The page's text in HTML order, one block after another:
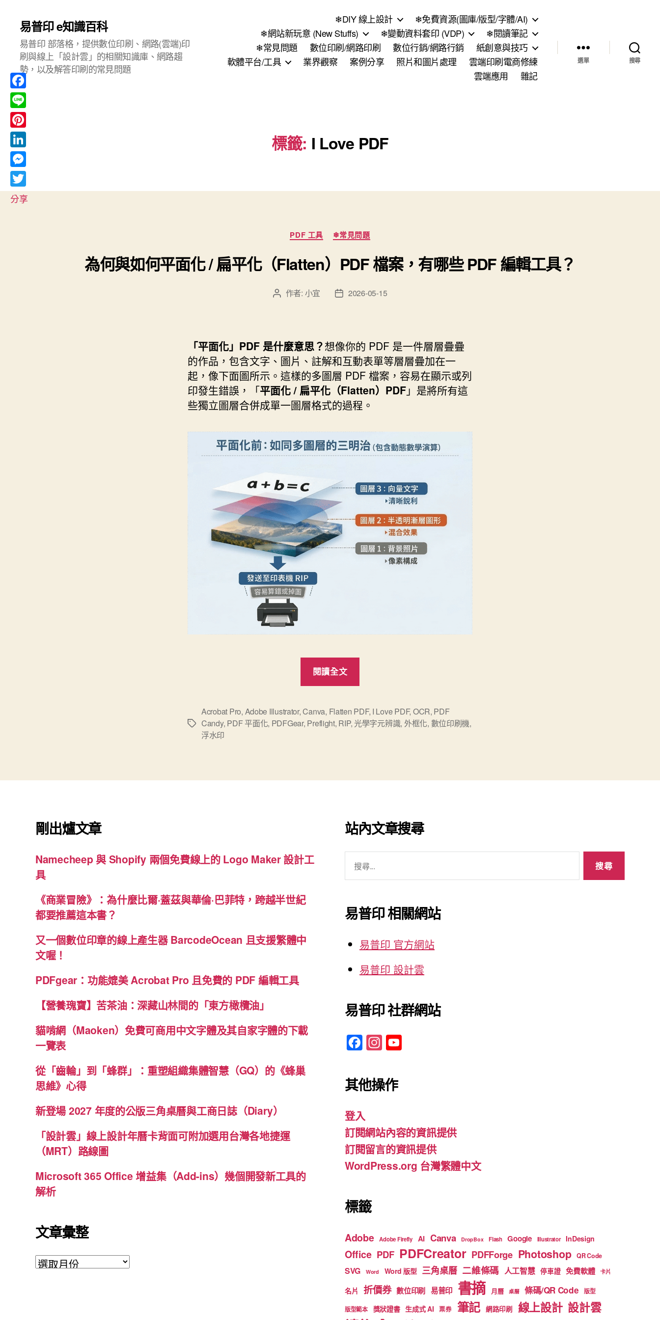
易普印 e知識百科
易普印 部落格，提供數位印刷、網路(雲端)印
刷與線上「設計雲」的相關知識庫、網路趨
勢，以及解答印刷的常見問題
❄DIY 線上設計
❄免費資源(圖庫/版型/字體/AI)
❄網站新玩意 (New Stuffs)
❄變動資料套印 (VDP)
❄閱讀筆記
❄常見問題
數位印刷/網路印刷 數位行銷/網路行銷
紙創意與技巧
軟體平台/工具
業界觀察 案例分享 照片和圖片處理
雲端印刷電商修練
雲端應用
雜記
選單 搜尋
標籤: I Love PDF
分
類
PDF 工具 ❄常見問題
為何與如何平面化 / 扁平化（Flatten）PDF 檔案，有哪些 PDF 編輯工具？
文 作者: 小宜
文
日
期
2026-05-15
「平面化」PDF 是什麼意思？想像你的 PDF 是一件層層疊疊
的作品，包含文字、圖片、註解和互動表單等層層疊加在一
起，像下面圖所示。這樣的多圖層 PDF 檔案，容易在顯示或列
印發生錯誤，「平面化 / 扁平化（Flatten）PDF」是將所有這
些獨立圖層合併成單一圖層格式的過程。
閱讀全文
如
何
化
PDF
檔
有
哪
些
PDF
編
工
具？”
標
Acrobat Pro, Adobe Illustrator,Canva, Flatten PDF, I Love PDF, OCR, PDF
Candy, PDF 平面化, PDFGear, Preflight, RIP, 光學字元辨識, 外框化, 數位印刷機,
浮水印
剛出爐文章
Namecheep 與 Shopify 兩個免費線上的 Logo Maker 設計工
具
《商業冒險》：為什麼比爾·蓋茲與華倫·巴菲特，跨越半世紀
都要推薦這本書？
又一個數位印章的線上產生器 BarcodeOcean 且支援繁體中
文喔！
PDFgear：功能媲美 Acrobat Pro 且免費的 PDF 編輯工具
【營養瑰寶】苦茶油：深藏山林間的「東方橄欖油」
貓啃網（Maoken）免費可商用中文字體及其自家字體的下載
一覽表
從「齒輪」到「蜂群」：重塑組織集體智慧（GQ）的《蜂巢
思維》心得
新登場 2027 年度的公版三角桌曆與工商日誌（Diary）
「設計雲」線上設計年曆卡背面可附加選用台灣各地捷運
（MRT）路線圖
Microsoft 365 Office 增益集（Add-ins）幾個開發新工具的
解析
文章彙整
文
站內文章搜尋
字:
易普印 相關網站
易普印 官方網站
易普印 設計雲
易普印 社群網站
F
a
c
e
o
o
k
In
st
a
gr
m b
e
其他操作
登入
訂閱網站內容的資訊提供
訂閱留言的資訊提供
WordPress.org 台灣繁體中文
標籤
Adobe Adobe Firefly AI Canva DropBox Flash Google Illustrator InDesign
Office PDF PDFCreator PDFForge Photoshop QR Code
SVG Word Word 版型 三角桌曆 二維條碼 人工智慧 停車證 免費軟體 卡片
名片 折價券 數位印刷 易普印 書摘 月曆 桌曆 條碼/QR Code 版型
版型範本 獎狀證書 生成式 AI 票券 筆記 網路印刷 線上設計 設計雲
F
a
c
e
b
o
o
k
L
i
n
e
P
i
n
t
e
L
i
n
k
M
e
s
T
分享